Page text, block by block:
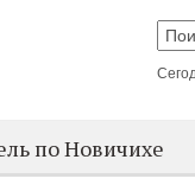
по Новичихе